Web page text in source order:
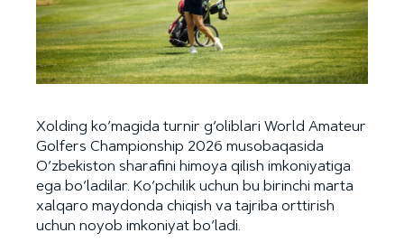
Xolding ko‘magida turnir g‘oliblari World Amateur
Golfers Championship 2026 musobaqasida
O‘zbekiston sharafini himoya qilish imkoniyatiga
ega bo‘ladilar. Ko‘pchilik uchun bu birinchi marta
xalqaro maydonda chiqish va tajriba orttirish
uchun noyob imkoniyat bo‘ladi.